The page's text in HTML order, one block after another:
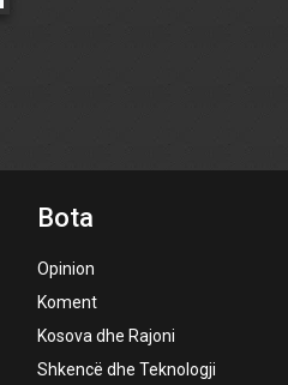
Bota
Opinion
Koment
Kosova dhe Rajoni
Shkencë dhe Teknologji